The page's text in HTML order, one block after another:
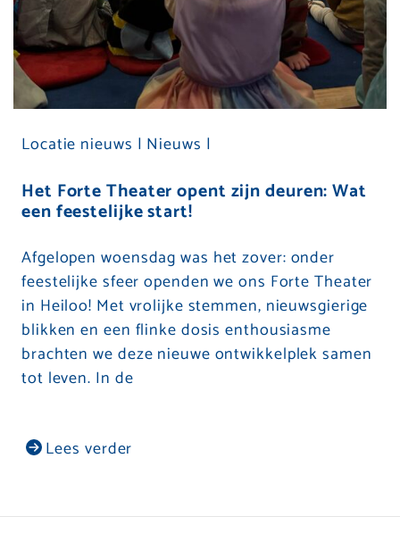
Locatie nieuws | Nieuws |
Het Forte Theater opent zijn deuren: Wat
een feestelijke start!
Afgelopen woensdag was het zover: onder
feestelijke sfeer openden we ons Forte Theater
in Heiloo! Met vrolijke stemmen, nieuwsgierige
blikken en een flinke dosis enthousiasme
brachten we deze nieuwe ontwikkelplek samen
tot leven. In de
Lees verder